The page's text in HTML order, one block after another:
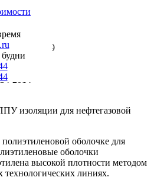
2019
2014
изоляции для нефтегазовой
оболочке для
оболочки
высокой плотности методом
технологических линиях.